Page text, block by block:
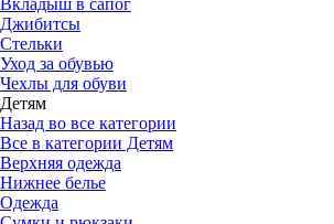
Вкладыш в сапог
Джибитсы
Стельки
Уход за обувью
Чехлы для обуви
Детям
Назад во все категории
Все в категории Детям
Верхняя одежда
Нижнее белье
Одежда